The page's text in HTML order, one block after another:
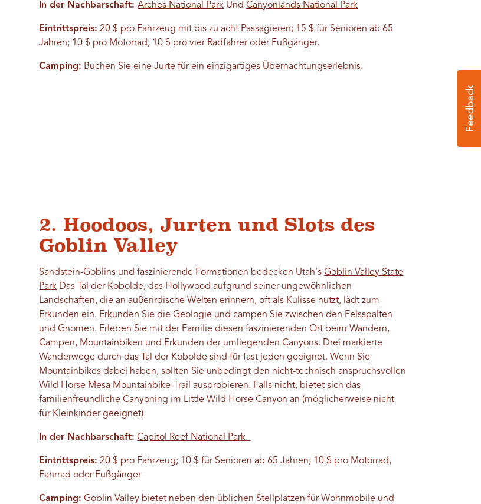
In der Nachbarschaft:Arches National Park UndCanyonlands National Park
Eintrittspreis: 20 $ pro Fahrzeug mit bis zu acht Passagieren; 15 $ für Senioren ab 65
Jahren; 10 $ pro Motorrad; 10 $ pro vier Radfahrer oder Fußgänger.
Camping: Buchen Sie eine Jurte für ein einzigartiges Übernachtungserlebnis.
2. Hoodoos, Jurten und Slots des
Goblin Valley
Sandstein-Goblins und faszinierende Formationen bedecken Utah'sGoblin Valley State
Park Das Tal der Kobolde, das Hollywood aufgrund seiner ungewöhnlichen
Landschaften, die an außerirdische Welten erinnern, oft als Kulisse nutzt, lädt zum
Erkunden ein. Erkunden Sie die Geologie und campen Sie zwischen den Felsspalten
und Gnomen. Erleben Sie mit der Familie diesen faszinierenden Ort beim Wandern,
Campen, Mountainbiken und Erkunden der umliegenden Canyons. Drei markierte
Wanderwege durch das Tal der Kobolde sind für fast jeden geeignet. Wenn Sie
Mountainbikes dabei haben, sollten Sie unbedingt den nicht-technisch anspruchsvollen
Wild Horse Mesa Mountainbike-Trail ausprobieren. Falls nicht, bietet sich das
familienfreundliche Canyoning im Little Wild Horse Canyon an (möglicherweise nicht
für Kleinkinder geeignet).
In der Nachbarschaft: Capitol Reef National Park.
Eintrittspreis: 20 $ pro Fahrzeug; 10 $ für Senioren ab 65 Jahren; 10 $ pro Motorrad,
Fahrrad oder Fußgänger
Camping: Goblin Valley bietet neben den üblichen Stellplätzen für Wohnmobile und